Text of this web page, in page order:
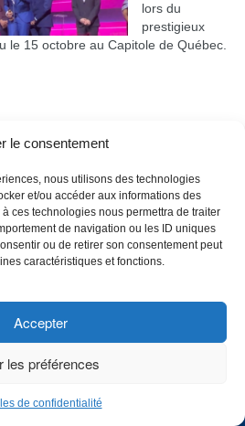
le consentement
nous utilisons des technologies
et/ou accéder aux informations des
ces technologies nous permettra de traiter
de navigation ou les ID uniques
ou de retirer son consentement peut
caractéristiques et fonctions.
Accepter
les préférences
de confidentialité
lors du
prestigieux
le 15 octobre au Capitole de Québec.
Le Collège de
Maisonneuve
a inauguré
UN PROFIL